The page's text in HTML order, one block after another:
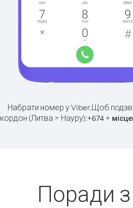
Набрати номер у Viber.Щоб
кордон (Литва > Науру):+674 +
Поради